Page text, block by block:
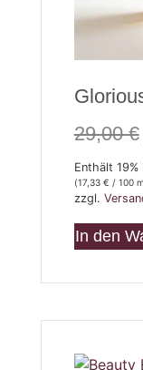
29,00€
Enthält 19%
(17,33 € / 100
zzgl.
In den